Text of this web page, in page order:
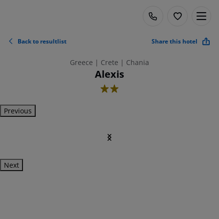
Back to resultlist Share this hotel
Greece | Crete | Chania
Alexis
2
Previous
Next